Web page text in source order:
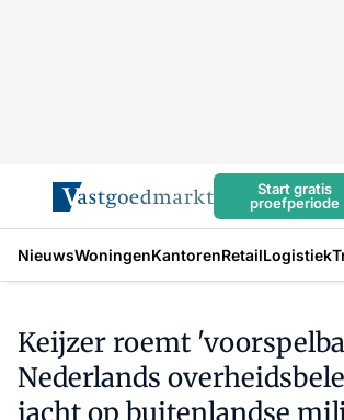
Start gratis
proefperiode
NieuwsWoningenKantorenRetailLogistiek
Keijzer roemt
Nederlands
jacht op buitenlandse